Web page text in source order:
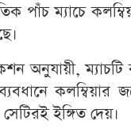
পাঁচ ম্যাচে
অনুযায়ী,
কলম্বিয়ার
ইঙ্গিত দেয়।